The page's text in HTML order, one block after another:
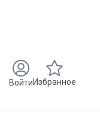
ВойтиИзбранное